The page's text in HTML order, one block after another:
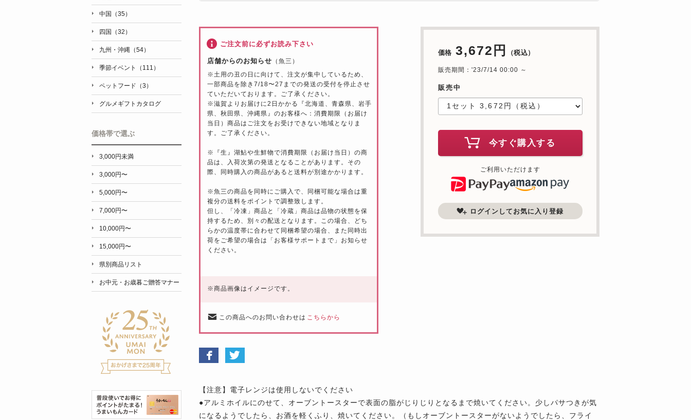
価格 3,672円 （税込）
販売期間：'23/7/14 00:00 ～
販売中
今すぐ購入する
ご利用いただけます
ログインしてお気に入り登録
ご注文前に必ずお読み下さい
店舗からのお知らせ （魚三）
※土用の丑の日に向けて、注文が集中しているため、
一部商品を除き7/18〜27までの発送の受付を停止させ
ていただいております。ご了承ください。
※滋賀よりお届けに2日かかる『北海道、青森県、岩手
県、秋田県、沖縄県』のお客様へ：消費期限（お届け
当日）商品はご注文をお受けできない地域となりま
す。ご了承ください。
※『生』湖鮎や生鮮物で消費期限（お届け当日）の商
品は、入荷次第の発送となることがあります。その
際、同時購入の商品があると送料が別途かかります。
※魚三の商品を同時にご購入で、同梱可能な場合は重
複分の送料をポイントで調整致します。
但し、「冷凍」商品と「冷蔵」商品は品物の状態を保
持するため、別々の配送となります。この場合、どち
らかの温度帯に合わせて同梱希望の場合、また同時出
荷をご希望の場合は「お客様サポートまで」お知らせ
ください。
※商品画像はイメージです。
この商品へのお問い合わせは こちらから
【注意】電子レンジは使用しないでください
●アルミホイルにのせて、オーブントースターで表面の脂がじりじりとなるまで焼いてください。少しパサつきが気
になるようでしたら、お酒を軽くふり、焼いてください。（もしオーブントースターがないようでしたら、フライ
中国（35）
四国（32）
九州・沖縄（54）
季節イベント（111）
ペットフード（3）
グルメギフトカタログ
価格帯で選ぶ
3,000円未満
3,000円〜
5,000円〜
7,000円〜
10,000円〜
15,000円〜
県別商品リスト
お中元・お歳暮ご贈答マナー